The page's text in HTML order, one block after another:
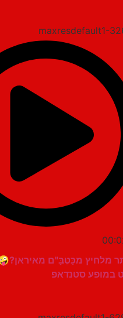
מכַּטְבָּ"ם מאיראן?🤪 | קובי
סטנדאפ